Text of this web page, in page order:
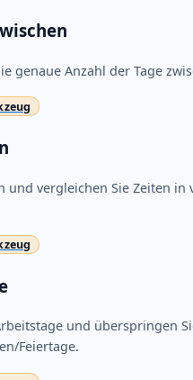
genaue Anzahl der Tage
und vergleichen Sie Zeiten in
und überspringen
Feiertage.